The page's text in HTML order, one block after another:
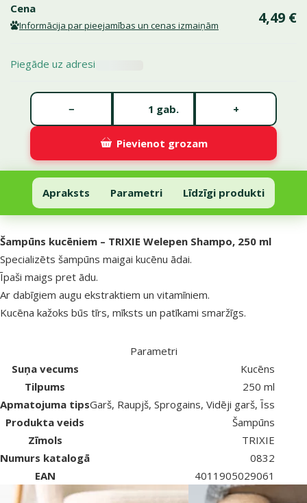
Cena
Informācija par pieejamības un cenas izmaiņām 4,49 €
Piegāde uz adresi
gab.
− +
Pievienot grozam
Šampūns kucēniem – TRIXIE Welepen Shampo, 250 ml
Pievienot grozam
Apraksts Parametri Līdzīgi produkti
Uz lapas sākumu
superzoo.product.detail.content
Šampūns kucēniem – TRIXIE Welepen Shampo, 250 ml
Specializēts šampūns maigai kucēnu ādai.
Īpaši maigs pret ādu.
Ar dabīgiem augu ekstraktiem un vitamīniem.
Kucēna kažoks būs tīrs, mīksts un patīkami smaržīgs.
Parametri
Suņa vecums
Kucēns
Tilpums
250 ml
Apmatojuma tipsGarš, Raupjš, Sprogains, Vidēji garš, Īss
Produkta veids
Šampūns
Zīmols
TRIXIE
Numurs katalogā
0832
EAN
4011905029061